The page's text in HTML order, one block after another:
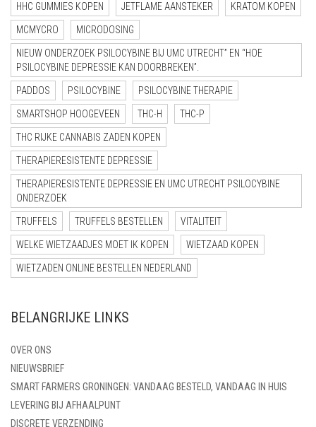
HHC GUMMIES KOPEN JETFLAME AANSTEKER KRATOM KOPEN
MCMYCRO MICRODOSING
NIEUW ONDERZOEK PSILOCYBINE BIJ UMC UTRECHT” EN “HOE
PSILOCYBINE DEPRESSIE KAN DOORBREKEN”.
PADDOS PSILOCYBINE PSILOCYBINE THERAPIE
SMARTSHOP HOOGEVEEN THC-H THC-P
THC RIJKE CANNABIS ZADEN KOPEN
THERAPIERESISTENTE DEPRESSIE
THERAPIERESISTENTE DEPRESSIE EN UMC UTRECHT PSILOCYBINE
ONDERZOEK
TRUFFELS TRUFFELS BESTELLEN VITALITEIT
WELKE WIETZAADJES MOET IK KOPEN WIETZAAD KOPEN
WIETZADEN ONLINE BESTELLEN NEDERLAND
BELANGRIJKE LINKS
OVER ONS
NIEUWSBRIEF
SMART FARMERS GRONINGEN: VANDAAG BESTELD, VANDAAG IN HUIS
LEVERING BIJ AFHAALPUNT
DISCRETE VERZENDING